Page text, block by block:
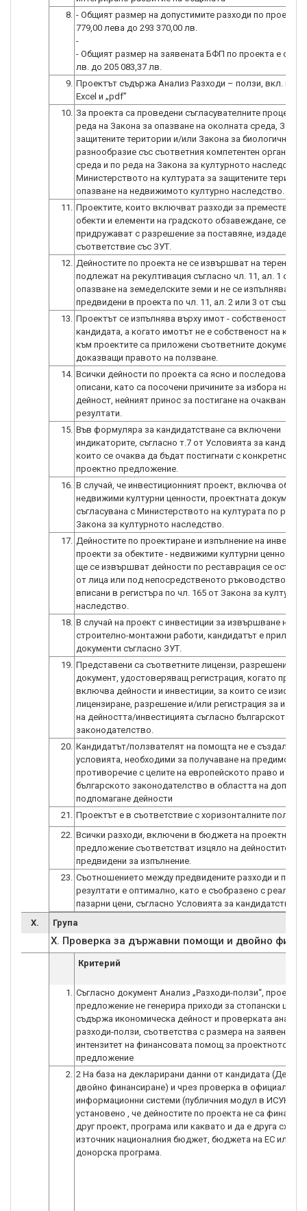
8. - Общият размер на допустимите разходи по проекта
779,00 лева до 293 370,00 лв.
-
- Общият размер на заявената БФП по проекта е от 9
9. Проектът съдържа Анализ Разходи – ползи, вкл. във
Excel и „pdf”
10. За проекта са проведени съгласувателните
реда на Закона за опазване на околната среда,
защитените територии и/или Закона за биологичното
разнообразие със съответния компетентен орган по
среда и по реда на Закона за културното наследство
Министерството на културата за защитените
опазване на недвижимото културно наследство.
11. Проектите, които включват разходи за
обекти и елементи на градското обзавеждане, се
придружават с разрешение за поставяне, издадено в
съответствие със ЗУТ.
12. Дейностите по проекта не се извършват на терени,
подлежат на рекултивация съгласно чл. 11, ал. 1 от
опазване на земеделските земи и не се изпълняват
предвидени в проекта по чл. 11, ал. 2 или 3 от същия
13. Проектът се изпълнява върху имот - собственост на
кандидата, а когато имотът не е собственост на
към проектите са приложени съответните документи,
доказващи правото на ползване.
14. Всички дейности по проекта са ясно и
описани, като са посочени причините за избора на
дейност, нейният принос за постигане на очакваните
резултати.
15. Във формуляра за кандидатстване са включени
индикаторите, съгласно т.7 от Условията за
които се очаква да бъдат постигнати с конкретното
проектно предложение.
16. В случай, че инвестиционният проект, включва обекти
недвижими културни ценности, проектната
съгласувана с Министерството на културата по реда
Закона за културното наследство.
17. Дейностите по проектиране и изпълнение на
проекти за обектите - недвижими културни ценности,
ще се извършват дейности по реставрация се
от лица или под непосредственото ръководство на
вписани в регистъра по чл. 165 от Закона за
наследство.
18. В случай на проект с инвестиции за извършване на
строително-монтажни работи, кандидатът е
документи съгласно ЗУТ.
19. Представени са съответните лицензи, разрешения и/
документ, удостоверяващ регистрация, когато
включва дейности и инвестиции, за които се изисква
лицензиране, разрешение и/или регистрация за
на дейността/инвестицията съгласно българското
законодателство.
20. Кандидатът/ползвателят на помощта не е създал
условията, необходими за получаване на
противоречие с целите на европейското право и
българското законодателство в областта на
подпомагане дейности
21. Проектът е в съответствие с хоризонталните
22. Всички разходи, включени в бюджета на проектното
предложение съответстват изцяло на дейностите,
предвидени за изпълнение.
23. Съотношението между предвидените разходи и
резултати е оптимално, като е съобразено с реалните
пазарни цени, съгласно Условията за кандидатстване.
X.
Група
X. Проверка за държавни помощи и двойно
Критерий
1. Съгласно документ Анализ „Разходи-ползи“,
предложение не генерира приходи за стопански цели
съдържа икономическа дейност и проверката анализ
разходи-ползи, съответства с размера на заявения
интензитет на финансовата помощ за проектното
предложение
2. 2 На база на декларирани данни от кандидата
двойно финансиране) и чрез проверка в официални
информационни системи (публичния модул в ИСУН) се
установено , че дейностите по проекта не са
друг проект, програма или каквато и да е друга схема
източник националния бюджет, бюджета на ЕС или
донорска програма.